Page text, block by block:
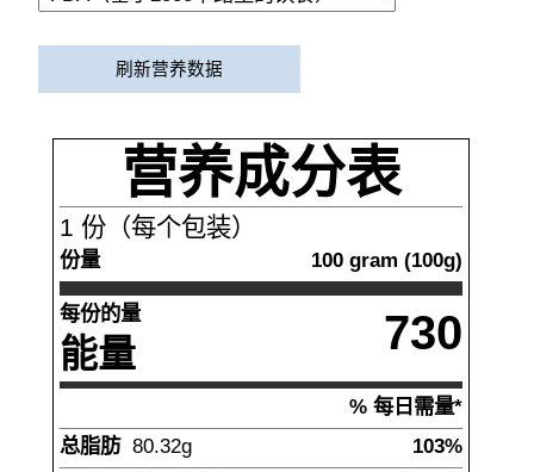
刷新营养数据
营养成分表
1 份（每个包装）
份量 100 gram (100g)
每份的量
能量 730
% 每日需量*
总脂肪 80.32g
103%